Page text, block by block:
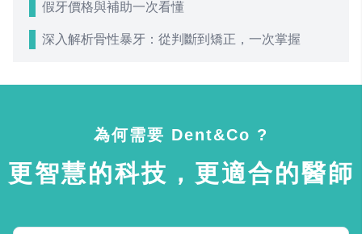
假牙價格與補助一次看懂
深入解析骨性暴牙：從判斷到矯正，一次掌握
為何需要 Dent&Co ?
更智慧的科技，更適合的醫師